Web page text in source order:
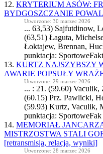
12. KRYTERIUM ASÓW:
BYDGOSZCZANIE
Utworzone: 30 marzec 2026
... 63,53) Sajfutdinow,
(63,51) Łaguta,
Łoktajew, Brennan,
punktacja:
13. KURTZ NAJSZYBSZY
AWARIE POPSUŁY
Utworzone: 29 marzec 2026
... : 21. (59.60) Vaculik,
(60.15) Prz. Pawlicki,
(59.93) Kurtz, Vaculik,
punktacja: SportoweFak
14. MEMORIAŁ
MISTRZOSTWA STALI
[retransmisja, relacja, wyniki]
Utworzone: 28 marzec 2026